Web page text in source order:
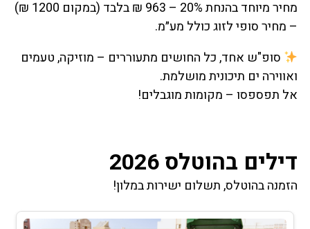
מחיר מיוחד בהנחת 20% – 963 ₪ בלבד (במקום 1200 ₪)
– מחיר סופי לזוג כולל מע״מ.
סופ"ש אחד, כל החושים מתעוררים – מוזיקה, טעמים
ואווירה ים תיכונית מושלמת.
אל תפספסו – מקומות מוגבלים!
דילים בהוטלס 2026
הזמנה בהוטלס, תשלום ישירות במלון!